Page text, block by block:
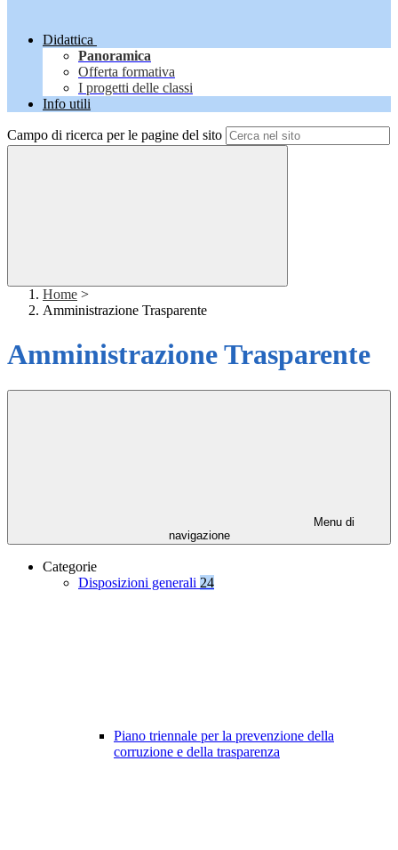
Didattica
Panoramica
Offerta formativa
I progetti delle classi
Info utili
Campo di ricerca per le pagine del sito
Home >
Amministrazione Trasparente
Amministrazione Trasparente
Menu di
navigazione
Categorie
Disposizioni generali 24
Piano triennale per la prevenzione della
corruzione e della trasparenza